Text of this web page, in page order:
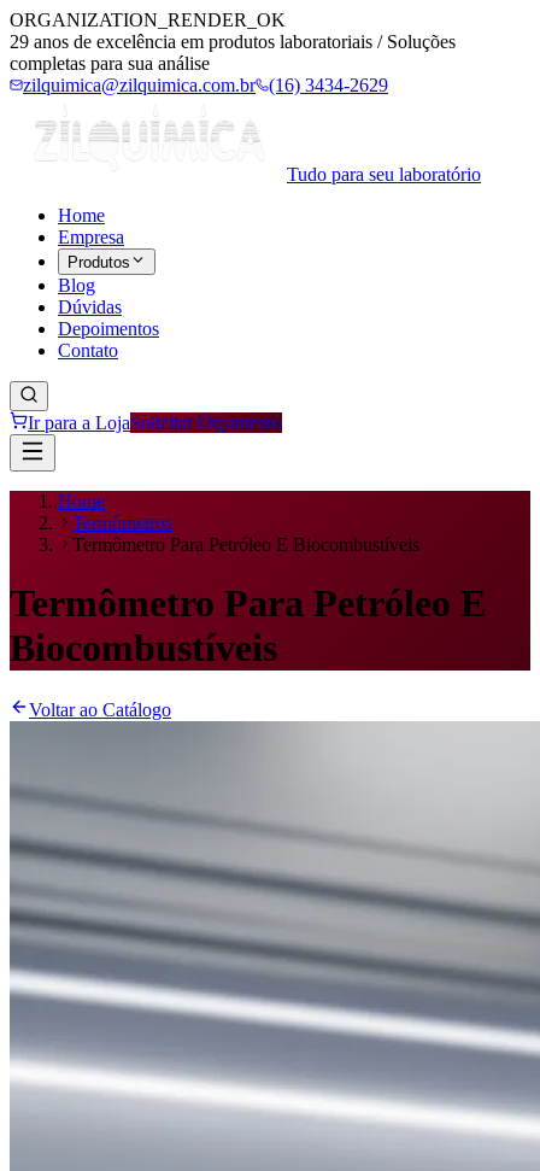
ORGANIZATION_RENDER_OK
29 anos de excelência em produtos laboratoriais / Soluções
completas para sua análise
zilquimica@zilquimica.com.br
(16) 3434-2629
Tudo para seu laboratório
Home
Empresa
Produtos
Blog
Dúvidas
Depoimentos
Contato
Ir para a LojaSolicitar Orçamento
Home
Termômetros
Termômetro Para Petróleo E Biocombustíveis
Termômetro Para Petróleo E
Biocombustíveis
Voltar ao Catálogo